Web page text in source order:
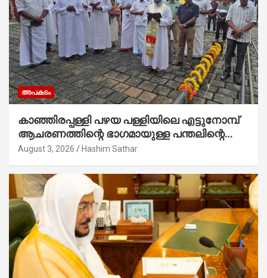
അപകടം
കാഞ്ഞിരപ്പള്ളി പഴയ പള്ളിയിലെ എട്ടുനോമ്പ്
ആചരണത്തിന്റെ ഭാഗമായുള്ള പന്തലിന്റെ
കാൽനാട്ട് കർമ്മം ആർച്ച് പ്രീസ്റ്റ് വെരി.
August 3, 2026 Hashim Sathar